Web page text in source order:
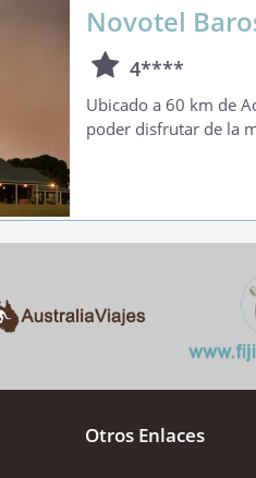
Novotel
4****
Ubicado a 60 km de
poder disfrutar de la
Otros Enlaces